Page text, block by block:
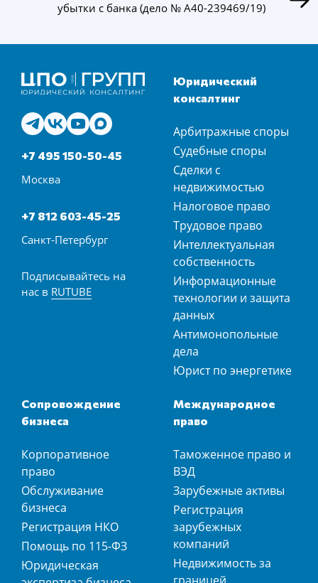
убытки с банка (дело № А40-239469/19)
+7 495 150-50-45
Москва
+7 812 603-45-25
Санкт-Петербург
Подписывайтесь на
нас в RUTUBE
Юридический
консалтинг
Арбитражные споры
Судебные споры
Сделки с
недвижимостью
Налоговое право
Трудовое право
Интеллектуальная
собственность
Информационные
технологии и защита
данных
Антимонопольные
дела
Юрист по энергетике
Сопровождение
бизнеса
Корпоративное
право
Обслуживание
бизнеса
Регистрация НКО
Помощь по 115-ФЗ
Юридическая
Международное
право
Таможенное право и
ВЭД
Зарубежные активы
Регистрация
зарубежных
компаний
Недвижимость за